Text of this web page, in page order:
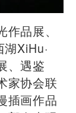
品展、
XiHu·
、遇鉴
家协会联
插画作品